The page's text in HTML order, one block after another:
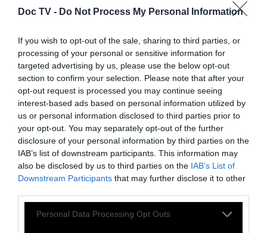
Doc TV - Do Not Process My Personal Information
If you wish to opt-out of the sale, sharing to third parties, or
processing of your personal or sensitive information for
targeted advertising by us, please use the below opt-out
section to confirm your selection. Please note that after your
opt-out request is processed you may continue seeing
interest-based ads based on personal information utilized by
us or personal information disclosed to third parties prior to
your opt-out. You may separately opt-out of the further
disclosure of your personal information by third parties on the
IAB’s list of downstream participants. This information may
also be disclosed by us to third parties on the IAB’s List of
Downstream Participants that may further disclose it to other
Personal Data Processing Opt Outs
για τις 2 εβδομάδες του Σεπτέμβρηήταν
που στην Ισπανία ήταν 279(σύμφωνα με
τον ECDC). Ανάλογα νούμερα προκύπτουν
και στη σύγκριση με άλλες χώρες που
επέβαλαν καραντίνα την άνοιξη, όπως η
Γαλλία, το Βέλγιο ή η Αγγλία.